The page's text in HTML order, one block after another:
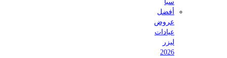
أفضل
عروض
عيادات